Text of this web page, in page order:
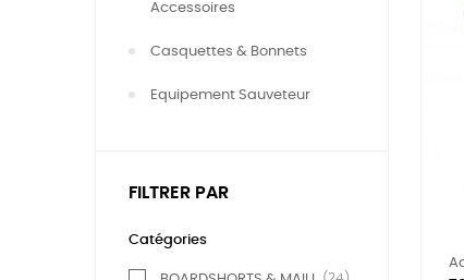
Accessoires
Casquettes & Bonnets
Equipement Sauveteur
FILTRER PAR
Catégories